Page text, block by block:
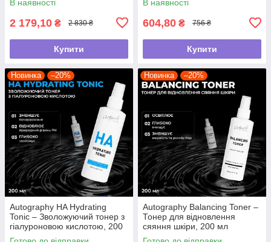
В наявності
2 179,10 ₴ 2 830 ₴
Купити
В наявності
604,80 ₴ 756 ₴
Купити
Новинка –20%
Autography HA Hydrating
Tonic – Зволожуючий тонер з
гіалуроновою кислотою, 200
мл
Новинка –20%
Autography Balancing Toner –
Тонер для відновлення
сяяння шкіри, 200 мл